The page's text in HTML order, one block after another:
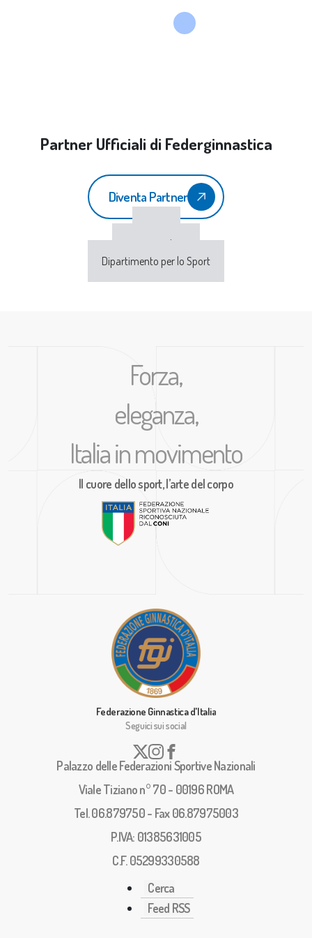
Partner Ufficiali di Federginnastica
Diventa Partner
Sport e Salute
Dipartimento per lo Sport
Forza,
eleganza,
Italia in movimento
Il cuore dello sport, l’arte del corpo
Federazione Ginnastica d'Italia
Seguici sui social
Palazzo delle Federazioni Sportive Nazionali
Viale Tiziano n° 70 - 00196 ROMA
Tel. 06.879750 - Fax 06.87975003
P.IVA: 01385631005
C.F. 05299330588
Cerca
Feed RSS